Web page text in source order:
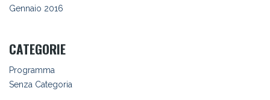
Gennaio 2016
CATEGORIE
Programma
Senza Categoria